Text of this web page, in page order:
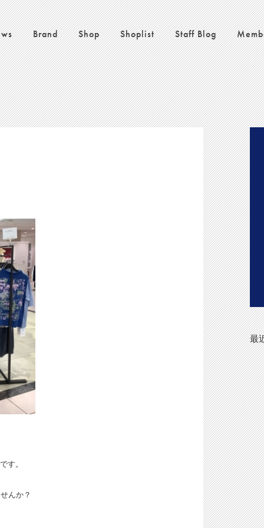
Brand Shop Shoplist Staff Blog
す。
んか？
最